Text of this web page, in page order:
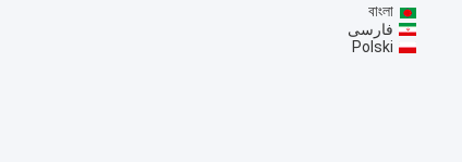
বাংলা
فارسی
Polski